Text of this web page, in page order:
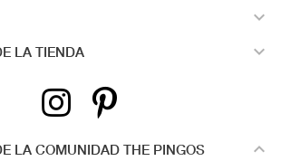
LA COMUNIDAD THE PINGOS 

LA TIENDA 